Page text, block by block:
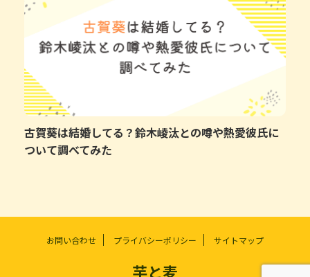
古賀葵は結婚してる？鈴木崚汰との噂や熱愛彼氏に
ついて調べてみた
お問い合わせ プライバシーポリシー サイトマップ
芋と麦